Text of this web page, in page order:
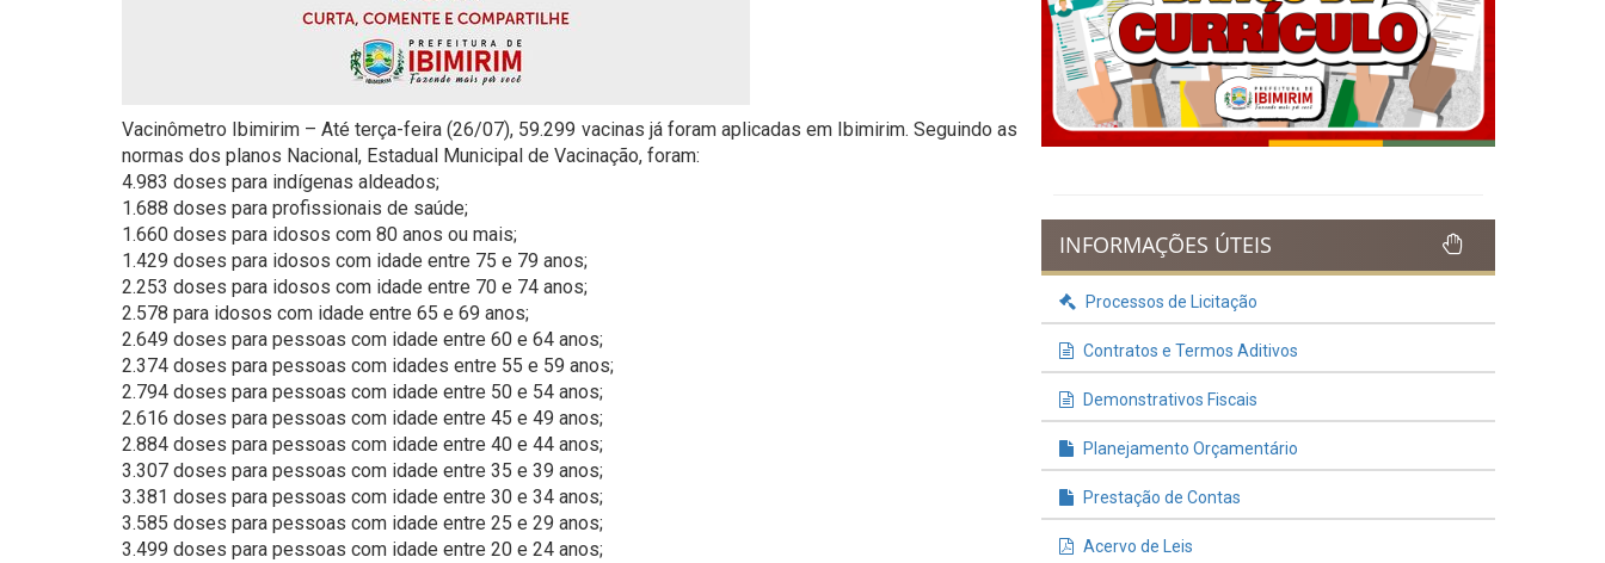
Vacinômetro Ibimirim – Até terça-feira (26/07), 59.299 vacinas já foram aplicadas em Ibimirim. Seguindo as
normas dos planos Nacional, Estadual Municipal de Vacinação, foram:
4.983 doses para indígenas aldeados;
1.688 doses para profissionais de saúde;
1.660 doses para idosos com 80 anos ou mais;
1.429 doses para idosos com idade entre 75 e 79 anos;
2.253 doses para idosos com idade entre 70 e 74 anos;
2.578 para idosos com idade entre 65 e 69 anos;
2.649 doses para pessoas com idade entre 60 e 64 anos;
2.374 doses para pessoas com idades entre 55 e 59 anos;
2.794 doses para pessoas com idade entre 50 e 54 anos;
2.616 doses para pessoas com idade entre 45 e 49 anos;
2.884 doses para pessoas com idade entre 40 e 44 anos;
3.307 doses para pessoas com idade entre 35 e 39 anos;
3.381 doses para pessoas com idade entre 30 e 34 anos;
3.585 doses para pessoas com idade entre 25 e 29 anos;
3.499 doses para pessoas com idade entre 20 e 24 anos;
Previous Next
INFORMAÇÕES ÚTEIS
Processos de Licitação
Contratos e Termos Aditivos